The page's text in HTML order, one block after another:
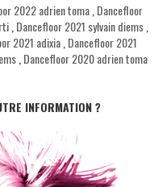
2022 adrien toma, Dancefloor
Dancefloor 2021 sylvain diems
2021 adixia, Dancefloor 2021
Dancefloor 2020 adrien toma
INFORMATION ?